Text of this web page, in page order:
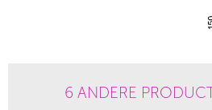
6 ANDERE